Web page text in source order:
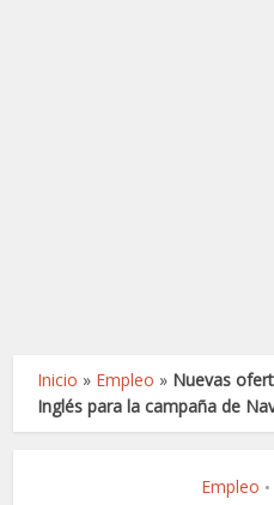
Inicio » Empleo » Nuevas
Inglés para la campaña de
Empleo •